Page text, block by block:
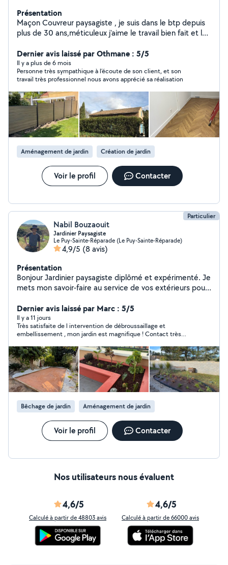
Présentation
Maçon Couvreur paysagiste , je suis dans le btp depuis
plus de 30 ans,méticuleux j'aime le travail bien fait et le
Dernier avis laissé par Othmane : 5/5
Il y a plus de 6 mois
Personne très sympathique à l’écoute de son client, et son
travail très professionnel nous avons apprécié sa réalisation
Aménagement de jardin Création de jardin
Voir le profil Contacter
Particulier
Nabil Bouzaouit
Jardinier Paysagiste
Le Puy-Sainte-Réparade (Le Puy-Sainte-Réparade)
4,9/5 (8 avis)
Présentation
Bonjour Jardinier paysagiste diplômé et expérimenté. Je
mets mon savoir-faire au service de vos extérieurs pour
envies. Je réalise des prestations variées
Débroussaillage, taille d'arbres fruitiers, haie,
désherbage, petit élagage, écorçage de palmier
Création de massifs adaptés au climat méditerranéen,
installation d'arrosage automatique ou encore
aménagement d'un terrain de pétanque, etc Formé aux
traitements phytosanitaires, j'interviens toujours de
manière préventive pour protéger vos plantes et, si
nécessaire, je soigne avec les solutions les plus
respectueuses possibles de l'environnement. Que ce
soit pour un petit coup de pouce ou un beau projet, je
serai ravi de mettre ma passion et mon savoir-faire à
votre service. Au plaisir de vous rencontrer chers voisin !
Dernier avis laissé par Marc : 5/5
Il y a 11 jours
Très satisfaite de l intervention de débroussaillage et
embellissement , mon jardin est magnifique ! Contact très
conseiller totalement !
Bêchage de jardin Aménagement de jardin
Voir le profil Contacter
Nos utilisateurs nous évaluent
4,6/5
Calculé à partir de 48803 avis
4,6/5
Calculé à partir de 66000 avis